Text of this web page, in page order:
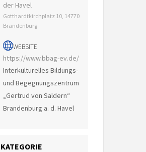
der Havel
Gotthardtkirchplatz 10, 14770
Brandenburg
WEBSITE
https://www.bbag-ev.de/
Interkulturelles Bildungs-
und Begegnungszentrum
„Gertrud von Saldern“
Brandenburg a. d. Havel
KATEGORIE